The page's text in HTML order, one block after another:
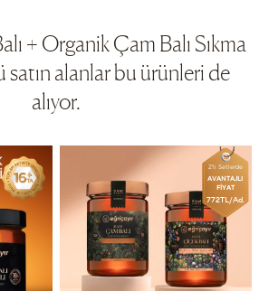
+ Organik Çam Balı Sıkma
alanlar bu ürünleri de
alıyor.
2'li Setlerde
AVANTAJLI
FİYAT
772TL/Ad.